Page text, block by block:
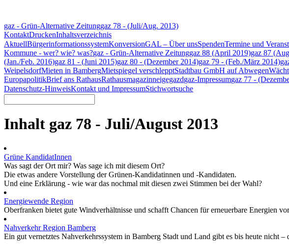
gaz - Grün-Alternative Zeitunggaz 78 - (Juli/Aug. 2013)
KontaktDruckenInhaltsverzeichnis
AktuellBürgerinformationssystemKonversionGAL – Über unsSpendenTermine und
Kommune - wer? wie? was?gaz - Grün-Alternative Zeitunggaz 88 (April 2019)gaz 87
(Jan./Feb. 2016)gaz 81 - (Juni 2015)gaz 80 - (Dezember 2014)gaz 79 - (Feb./März 2014)
WeipelsdorfMieten in BambergMietspiegel verschlepptStadtbau GmbH auf Abwegen
EuropapolitikBrief ans RathausRathausmagazinneigegazdgaz-Impressumgaz 77 -
Datenschutz-HinweisKontakt und ImpressumStichwortsuche
Inhalt gaz 78 - Juli/August 2013
Grüne KandidatInnen
Was sagt der Ort mir? Was sage ich mit diesem Ort?
Die etwas andere Vorstellung der Grünen-Kandidatinnen und -Kandidaten.
Und eine Erklärung - wie war das nochmal mit diesen zwei Stimmen bei der Wahl?
Energiewende Region
Oberfranken bietet gute Windverhältnisse und schafft Chancen für erneuerbare Energien
Nahverkehr Region Bamberg
Ein gut vernetztes Nahverkehrssystem in Bamberg Stadt und Land gibt es bis heute nicht